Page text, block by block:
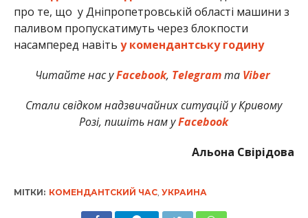
про те, що у Дніпропетровській області машини з
паливом пропускатимуть через блокпости
насамперед навіть у комендантську годину
Читайте нас уFacebook, Telegramта Viber
Стали свідком надзвичайних ситуацій у Кривому
Розі, пишіть нам уFacebook
Альона Свірідова
МІТКИ: КОМЕНДАНТСКИЙ ЧАС, УКРАИНА